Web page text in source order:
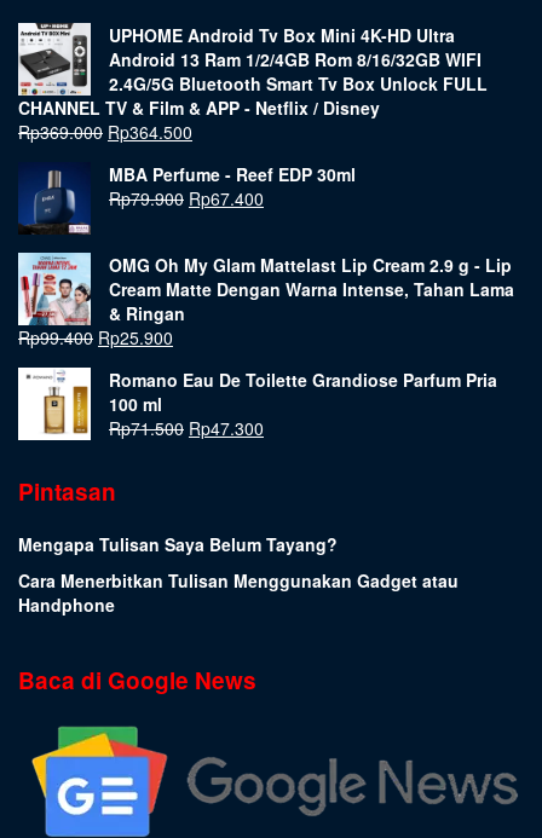
UPHOME Android Tv Box Mini 4K-HD Ultra
Android 13 Ram 1/2/4GB Rom 8/16/32GB WIFI
2.4G/5G Bluetooth Smart Tv Box Unlock FULL
CHANNEL TV & Film & APP - Netflix / Disney
Rp369.000 Rp364.500
MBA Perfume - Reef EDP 30ml
Rp79.900 Rp67.400
OMG Oh My Glam Mattelast Lip Cream 2.9 g - Lip
Cream Matte Dengan Warna Intense, Tahan Lama
& Ringan
Rp99.400 Rp25.900
Romano Eau De Toilette Grandiose Parfum Pria
100 ml
Rp71.500 Rp47.300
Pintasan
Mengapa Tulisan Saya Belum Tayang?
Cara Menerbitkan Tulisan Menggunakan Gadget atau
Handphone
Baca di Google News